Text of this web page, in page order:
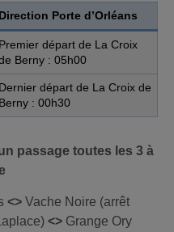
Direction Porte d’Orléans
Premier départ de La Croix
Berny : 05h00
Dernier départ de La Croix de
Berny : 00h30
passage toutes les 3 à
<> Vache Noire (arrêt
<> Grange Ory